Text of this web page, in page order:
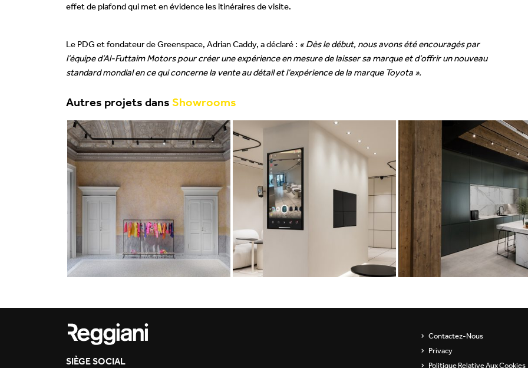
effet de plafond qui met en évidence les itinéraires de visite.
Le PDG et fondateur de Greenspace, Adrian Caddy, a déclaré : « Dès le début, nous avons été encouragés par
l’équipe d’Al-Futtaim Motors pour créer une expérience en mesure de laisser sa marque et d’offrir un nouveau
standard mondial en ce qui concerne la vente au détail et l’expérience de la marque Toyota ».
Autres projets dans Showrooms
SIÈGE SOCIAL
Contactez-Nous
Privacy
Politique Relative Aux Cookies